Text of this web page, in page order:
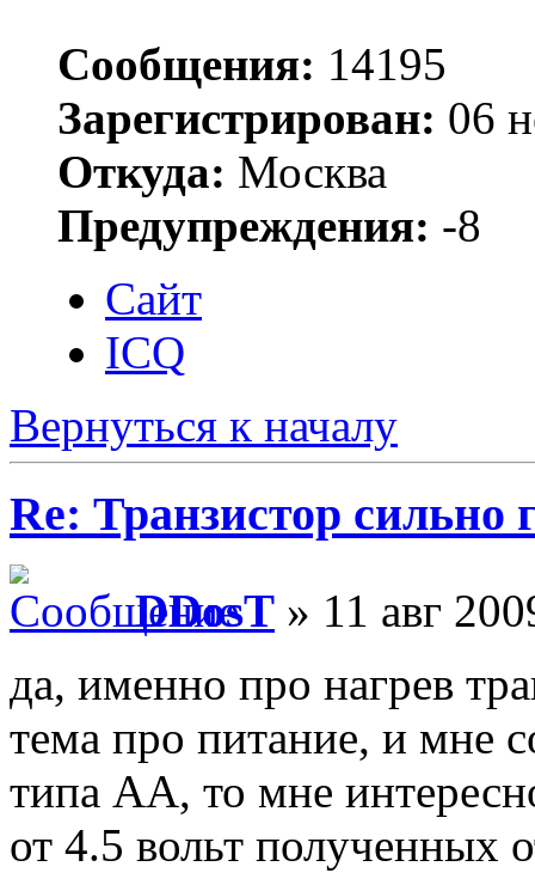
Сообщения: 14195
Зарегистрирован: 06
Откуда: Москва
Предупреждения: -8
Сайт
ICQ
Вернуться к началу
Re: Транзистор сильно
DDosT » 11 авг
да, именно про нагрев
тема про питание, и мне
типа АА, то мне
от 4.5 вольт полученных